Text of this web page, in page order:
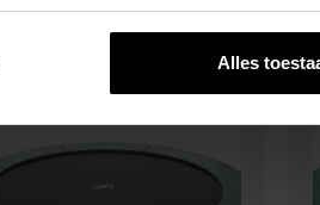
Alles